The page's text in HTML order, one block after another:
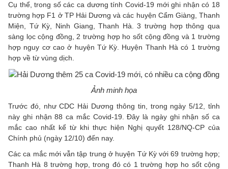
Cụ thể, trong số các ca dương tính Covid-19 mới ghi nhận có 18
trường hợp F1 ở TP Hải Dương và các huyện Cẩm Giàng, Thanh
Miện, Tứ Kỳ, Ninh Giang, Thanh Hà. 3 trường hợp thông qua
sàng lọc cộng đồng, 2 trường hợp ho sốt cộng đồng và 1 trường
hợp nguy cơ cao ở huyện Tứ Kỳ. Huyện Thanh Hà có 1 trường
hợp về từ vùng dịch.
Ảnh minh họa
Trước đó, như CDC Hải Dương thông tin, trong ngày 5/12, tỉnh
này ghi nhận 88 ca mắc Covid-19. Đây là ngày ghi nhận số ca
mắc cao nhất kể từ khi thực hiện Nghị quyết 128/NQ-CP của
Chính phủ (ngày 12/10) đến nay.
Các ca mắc mới vẫn tập trung ở huyện Tứ Kỳ với 69 trường hợp;
Thanh Hà 8 trường hợp, trong đó có 1 trường hợp ho sốt cộng